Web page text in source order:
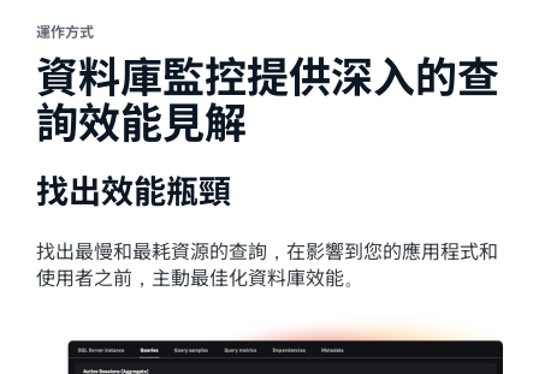
運作方式
資料庫監控提供深入的查
詢效能見解
找出效能瓶頸
找出最慢和最耗資源的查詢，在影響到您的應用程式和
使用者之前，主動最佳化資料庫效能。